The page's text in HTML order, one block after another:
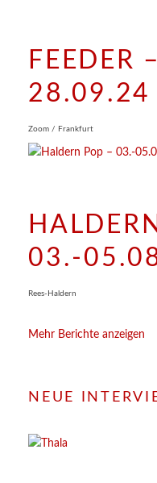
FEEDER –
28.09.24
Zoom / Frankfurt
03.-
Rees-Haldern
Mehr Berichte anzeigen
NEUE